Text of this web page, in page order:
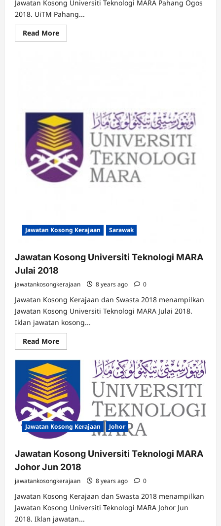
Jawatan Kosong Universiti Teknologi MARA Pahang Ogos
2018. UiTM Pahang...
Read MoreRead
more
Jawatan Kosong Kerajaan Sarawak
Jawatan Kosong Universiti Teknologi MARA
Julai 2018
jawatankosongkerajaan 8 years ago 0
Jawatan Kosong Kerajaan dan Swasta 2018 menampilkan
Jawatan Kosong Universiti Teknologi MARA Julai 2018.
Iklan jawatan kosong...
Read MoreRead
more
Jawatan
Kosong
Universiti
Teknologi
MARA
Julai
2018
Jawatan Kosong Kerajaan Johor
Jawatan Kosong Universiti Teknologi MARA
Johor Jun 2018
jawatankosongkerajaan 8 years ago 0
Jawatan Kosong Kerajaan dan Swasta 2018 menampilkan
Jawatan Kosong Universiti Teknologi MARA Johor Jun
2018. Iklan jawatan...